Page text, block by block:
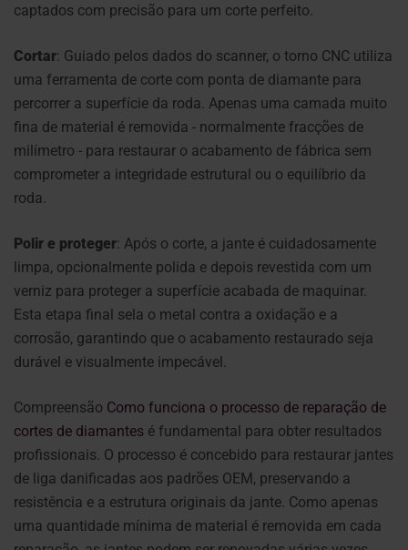
captados com precisão para um corte perfeito.
Cortar: Guiado pelos dados do scanner, o torno CNC utiliza
uma ferramenta de corte com ponta de diamante para
percorrer a superfície da roda. Apenas uma camada muito
fina de material é removida - normalmente fracções de
milímetro - para restaurar o acabamento de fábrica sem
comprometer a integridade estrutural ou o equilíbrio da
roda.
Polir e proteger: Após o corte, a jante é cuidadosamente
limpa, opcionalmente polida e depois revestida com um
verniz para proteger a superfície acabada de maquinar.
Esta etapa final sela o metal contra a oxidação e a
corrosão, garantindo que o acabamento restaurado seja
durável e visualmente impecável.
Compreensão Como funciona o processo de reparação de
cortes de diamantes é fundamental para obter resultados
profissionais. O processo é concebido para restaurar jantes
de liga danificadas aos padrões OEM, preservando a
resistência e a estrutura originais da jante. Como apenas
uma quantidade mínima de material é removida em cada